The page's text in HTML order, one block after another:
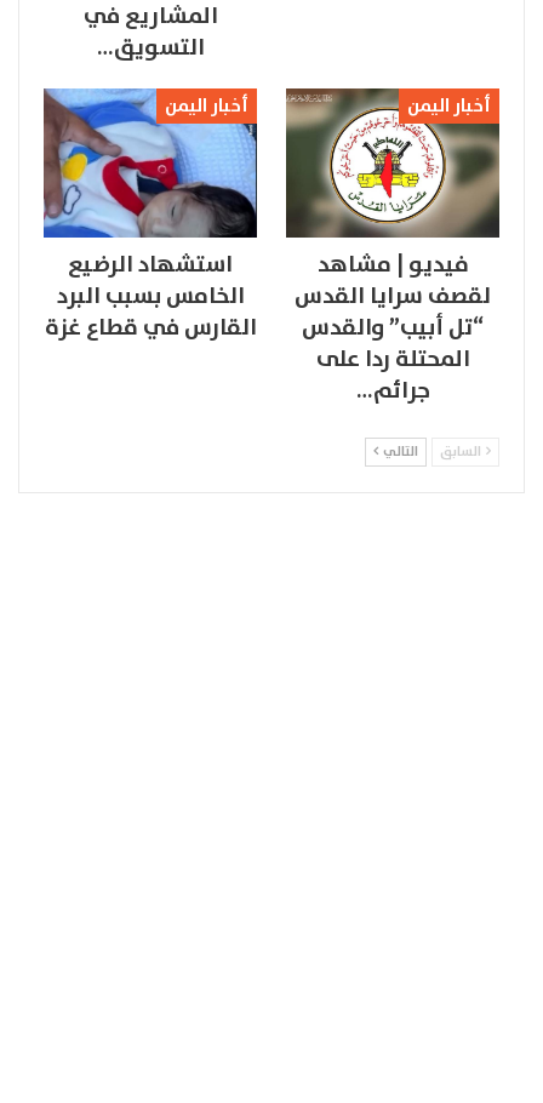
المشاريع في
التسويق…
أخبار اليمن
فيديو | مشاهد
لقصف سرايا القدس
“تل أبيب” والقدس
المحتلة ردا على
جرائم…
أخبار اليمن
استشهاد الرضيع
الخامس بسبب البرد
القارس في قطاع غزة
السابق التالي